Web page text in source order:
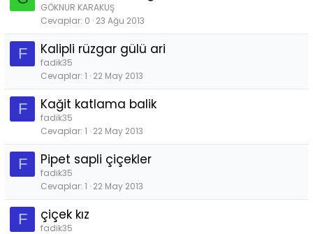
GÖKNUR KARAKUŞ
Cevaplar 0 23 Ağu 2013
F Kalipli rüzgar gülü ari
fadik35
Cevaplar 1 22 May 2013
F Kağit katlama balik
fadik35
Cevaplar 1 22 May 2013
F Pipet sapli çiçekler
fadik35
Cevaplar 1 22 May 2013
F çiçek kız
fadik35